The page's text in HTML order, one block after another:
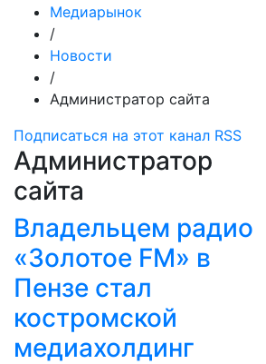
Медиарынок
/
Новости
/
Администратор сайта
Подписаться на этот канал RSS
Администратор
сайта
Владельцем радио
«Золотое FM» в
Пензе стал
костромской
медиахолдинг